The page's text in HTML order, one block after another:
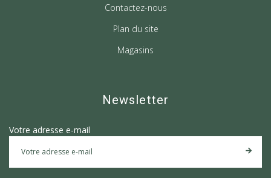
Contactez-nous
Plan du site
Magasins
Newsletter
Votre adresse e-mail